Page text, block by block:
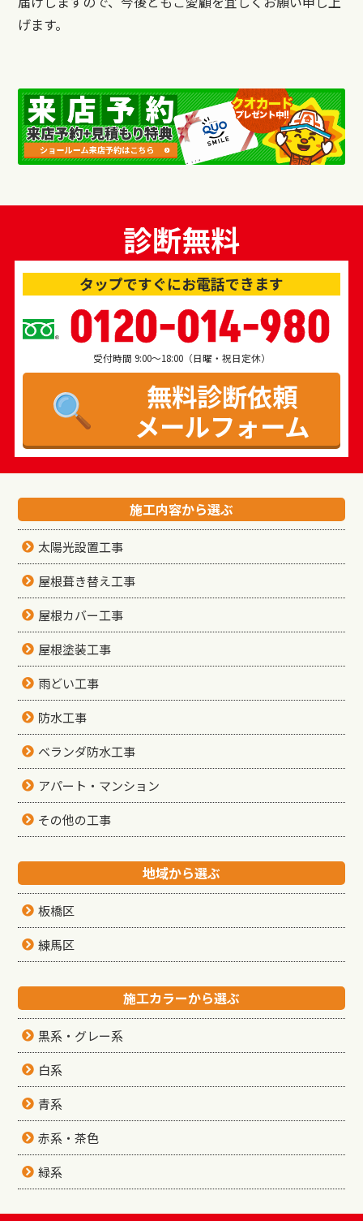
げます。
診断無料
タップですぐにお電話できます
0120-014-980
受付時間 9:00～18:00（日曜・祝日定休）
無料診断依頼
メールフォーム
施工内容から選ぶ
太陽光設置工事
屋根葺き替え工事
屋根カバー工事
屋根塗装工事
雨どい工事
防水工事
ベランダ防水工事
アパート・マンション
その他の工事
地域から選ぶ
板橋区
練馬区
施工カラーから選ぶ
黒系・グレー系
白系
青系
赤系・茶色
緑系